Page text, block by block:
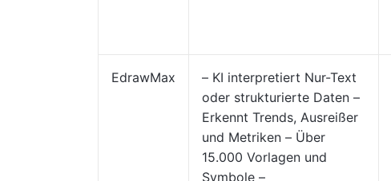
EdrawMax
– KI interpretiert Nur-Text
oder strukturierte Daten –
Erkennt Trends, Ausreißer
und Metriken – Über
15.000 Vorlagen und
Symbole –